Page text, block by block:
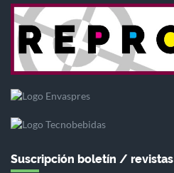
Suscripción boletín / revistas